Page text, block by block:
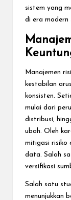
sistem yang
di era modern
Manajemen
kestabilan
konsisten.
mulai dari
distribusi,
ubah. Oleh
mitigasi risiko
data. Salah
versifikasi
Salah satu
menunjukkan